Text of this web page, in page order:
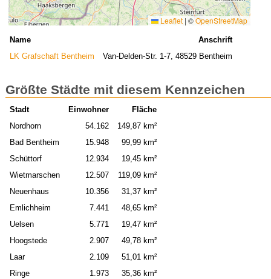
Leaflet | ©OpenStreetMap
Name
Anschrift
LK Grafschaft Bentheim
Van-Delden-Str. 1-7, 48529 Bentheim
Größte Städte mit diesem Kennzeichen
Stadt Einwohner
Fläche
Nordhorn
54.162
149,87 km²
Bad Bentheim
15.948
99,99 km²
Schüttorf
12.934
19,45 km²
Wietmarschen
12.507
119,09 km²
Neuenhaus
10.356
31,37 km²
Emlichheim
7.441
48,65 km²
Uelsen
5.771
19,47 km²
Hoogstede
2.907
49,78 km²
Laar
2.109
51,01 km²
Ringe
1.973 35,36 km²